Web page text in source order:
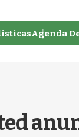
Agenda